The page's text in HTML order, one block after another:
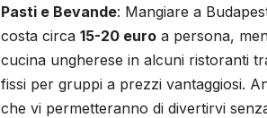
Pasti e Bevande: Mangiare a
costa circa 15-20 euro a persona,
cucina ungherese in alcuni ristoranti
fissi per gruppi a prezzi vantaggiosi.
che vi permetteranno di divertirvi